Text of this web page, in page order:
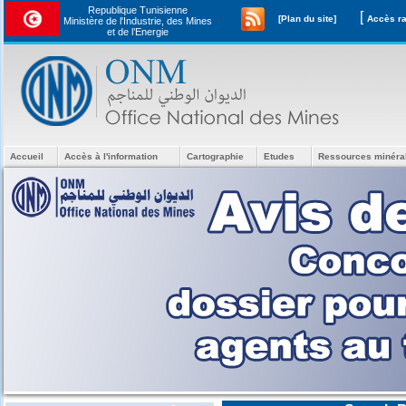
Republique Tunisienne
Ministère de l'Industrie, des Mines
et de l’Energie
[Plan du site] [
Accueil Accès à l'information Cartographie Etudes Ressources